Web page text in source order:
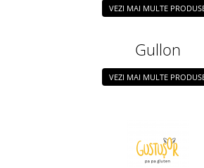
VEZI MAI MULTE
Gullon
VEZI MAI MULTE